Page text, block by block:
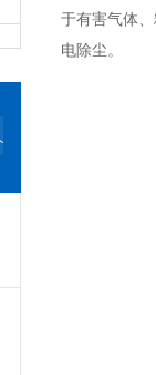
于有害气体
电除尘。